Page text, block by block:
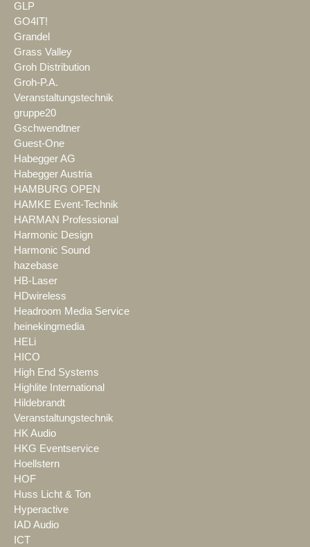
GLP
GO4IT!
Grandel
Grass Valley
Groh Distribution
Groh-P.A.
Veranstaltungstechnik
gruppe20
Gschwendtner
Guest-One
Habegger AG
Habegger Austria
HAMBURG OPEN
HAMKE Event-Technik
HARMAN Professional
Harmonic Design
Harmonic Sound
hazebase
HB-Laser
HDwireless
Headroom Media Service
heinekingmedia
HELi
HICO
High End Systems
Highlite International
Hildebrandt
Veranstaltungstechnik
HK Audio
HKG Eventservice
Hoellstern
HOF
Huss Licht & Ton
Hyperactive
IAD Audio
ICT